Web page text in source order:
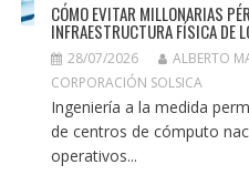
CÓMO EVITAR MILLONARIAS
INFRAESTRUCTURA FÍSICA DE
28/07/2026
ALBERTO
CORPORACIÓN SOLSICA
Ingeniería a la medida
de centros de cómputo
operativos...